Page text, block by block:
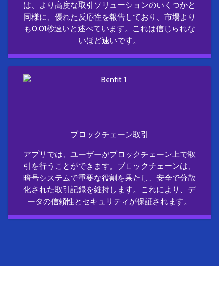
は、より高度な取引ソリューションのいくつかと
同様に、優れた反応性を報告しており、市場より
も0.01秒速いと述べています。これは信じられな
いほど速いです。
ブロックチェーン取引
アプリでは、ユーザーがブロックチェーン上で取
引を行うことができます。ブロックチェーンは、
暗号システムで重要な役割を果たし、安全で分散
化された取引記録を維持します。これにより、デ
ータの信頼性とセキュリティが保証されます。